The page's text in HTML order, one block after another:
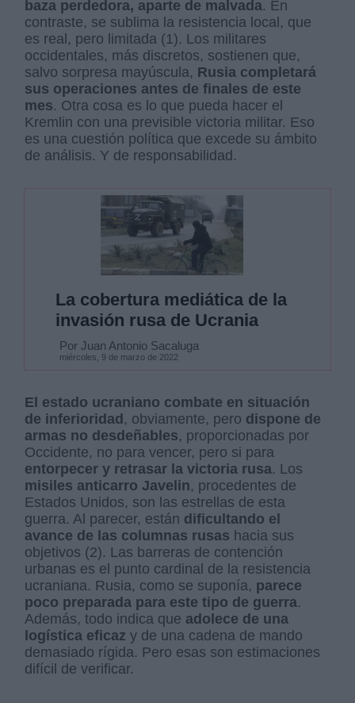
baza perdedora, aparte de malvada. En
contraste, se sublima la resistencia local, que
es real, pero limitada (1). Los militares
occidentales, más discretos, sostienen que,
salvo sorpresa mayúscula, Rusia completará
sus operaciones antes de finales de este
mes. Otra cosa es lo que pueda hacer el
Kremlin con una previsible victoria militar. Eso
es una cuestión política que excede su ámbito
de análisis. Y de responsabilidad.
La cobertura mediática de la
invasión rusa de Ucrania
Por Juan Antonio Sacaluga
miércoles, 9 de marzo de 2022
El estado ucraniano combate en situación
de inferioridad, obviamente, pero dispone de
armas no desdeñables, proporcionadas por
Occidente, no para vencer, pero si para
entorpecer y retrasar la victoria rusa. Los
misiles anticarro Javelin, procedentes de
Estados Unidos, son las estrellas de esta
guerra. Al parecer, están dificultando el
avance de las columnas rusas hacia sus
objetivos (2). Las barreras de contención
urbanas es el punto cardinal de la resistencia
ucraniana. Rusia, como se suponía, parece
poco preparada para este tipo de guerra.
Además, todo indica que adolece de una
logística eficaz y de una cadena de mando
demasiado rígida. Pero esas son estimaciones
difícil de verificar.